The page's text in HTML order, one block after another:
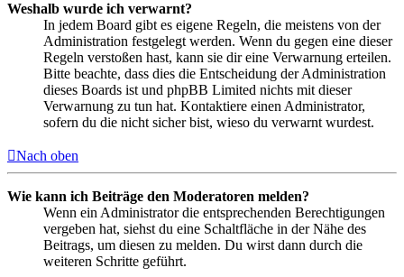
Weshalb wurde ich verwarnt?
In jedem Board gibt es eigene Regeln, die meistens von der
Administration festgelegt werden. Wenn du gegen eine dieser
Regeln verstoßen hast, kann sie dir eine Verwarnung erteilen.
Bitte beachte, dass dies die Entscheidung der Administration
dieses Boards ist und phpBB Limited nichts mit dieser
Verwarnung zu tun hat. Kontaktiere einen Administrator,
sofern du die nicht sicher bist, wieso du verwarnt wurdest.
Nach oben
Wie kann ich Beiträge den Moderatoren melden?
Wenn ein Administrator die entsprechenden Berechtigungen
vergeben hat, siehst du eine Schaltfläche in der Nähe des
Beitrags, um diesen zu melden. Du wirst dann durch die
weiteren Schritte geführt.